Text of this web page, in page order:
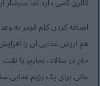
اضافه کردن کلم قرمز به
هم ارزش غذایی آن را
خام در سالاد، بخارپز یا
عالی برای یک رژیم غذایی